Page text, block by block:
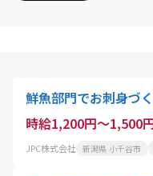
鮮魚部門でお刺身づ
時給1,200円～1,500
JPC株式会社 新潟県 小千谷市